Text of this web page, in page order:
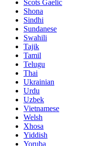
Scots Gaelic
Shona
Sindhi
Sundanese
Swahili
Tajik
Tamil
Telugu
Thai
Ukrainian
Urdu
Uzbek
Vietnamese
Welsh
Xhosa
Yiddish
Yoruba